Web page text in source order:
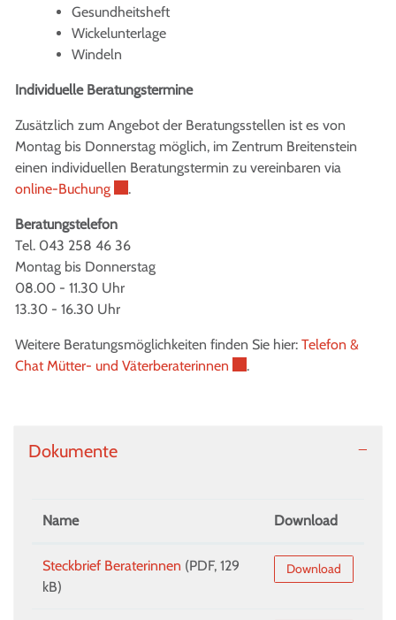
Gesundheitsheft
Wickelunterlage
Windeln
Individuelle Beratungstermine
Zusätzlich zum Angebot der Beratungsstellen ist es von
Montag bis Donnerstag möglich, im Zentrum Breitenstein
einen individuellen Beratungstermin zu vereinbaren via
online-BuchungExterner Link wird in einem neuen Fenster
.
Beratungstelefon
Tel. 043 258 46 36
Montag bis Donnerstag
08.00 - 11.30 Uhr
13.30 - 16.30 Uhr
Weitere Beratungsmöglichkeiten finden Sie hier: Telefon &
Chat Mütter- und Väterberaterinnen
.
Dokumente
Name Download
Steckbrief Beraterinnen (PDF, 129
kB)
Download